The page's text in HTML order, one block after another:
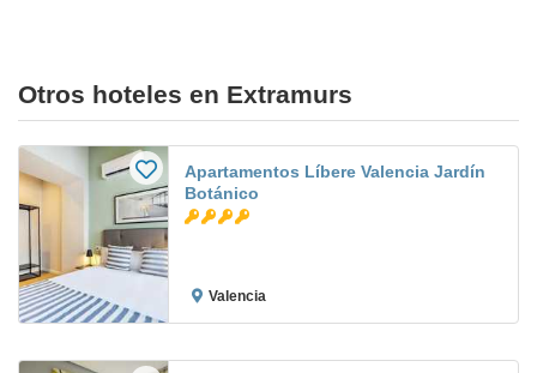
Otros hoteles en Extramurs
Apartamentos Líbere Valencia Jardín
Botánico
Valencia